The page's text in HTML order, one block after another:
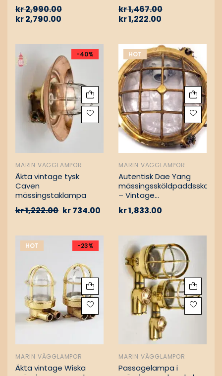
kr2,990.00
kr2,790.00
kr1,467.00
kr1,222.00
-40%
MARIN VÄGGLAMPOR
Äkta vintage tysk
Caven
mässingstaklampa
kr1,222.00 kr734.00
HOT
MARIN VÄGGLAMPOR
Autentisk Dae Yang
– Vintage
kr1,833.00
HOT -23%
MARIN VÄGGLAMPOR
Äkta vintage Wiska
MARIN VÄGGLAMPOR
Passagelampa i